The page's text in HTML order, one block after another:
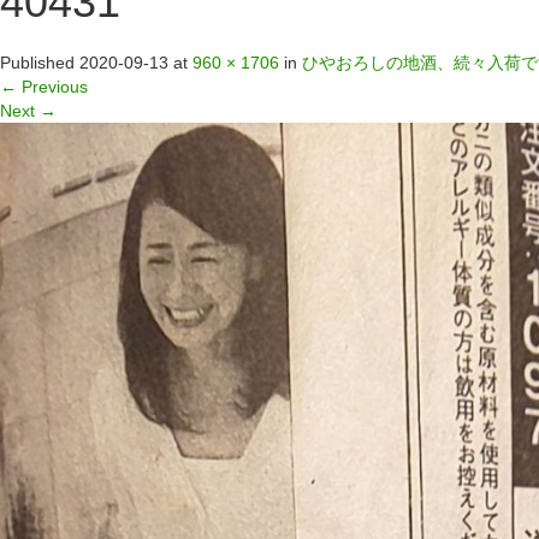
Published 2020-09-13 at 960 × 1706 in ひやおろしの地酒、続々入荷
← Previous
Next →